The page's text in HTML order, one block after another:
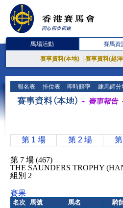
馬場活動 賽馬資
賽事資料(本地) 賽事資料(越
報名表 排位表 即時賠率 練馬師分
第 1 場 第 2 場
第 7 場 (467)
THE SAUNDERS TROPHY
組別 2
賽果
名次 馬號 馬名 騎